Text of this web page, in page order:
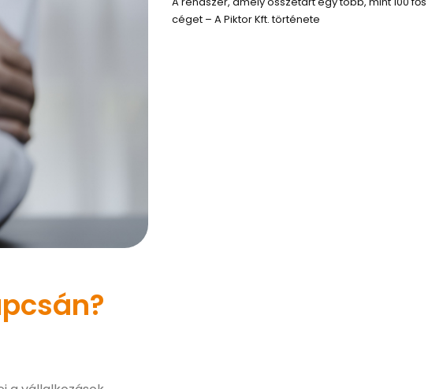
céget – A Piktor Kft. története